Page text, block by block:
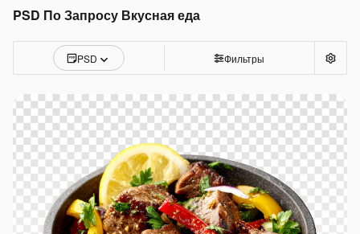
PSD По Запросу Вкусная еда
PSD Фильтры